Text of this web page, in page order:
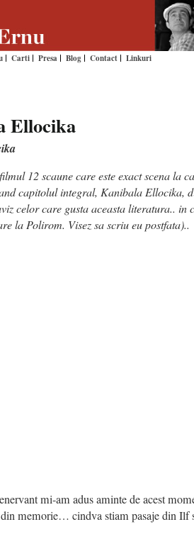
Carti Presa Blog Contact Linkuri
Ellocika
12 scaune care este exact scena la
capitolul integral, Kanibala Ellocika,
celor care gusta aceasta literatura.. in
la Polirom. Visez sa scriu eu postfata)..
mi-am adus aminte de acest
memorie… cindva stiam pasaje din